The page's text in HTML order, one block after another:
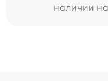
наличии